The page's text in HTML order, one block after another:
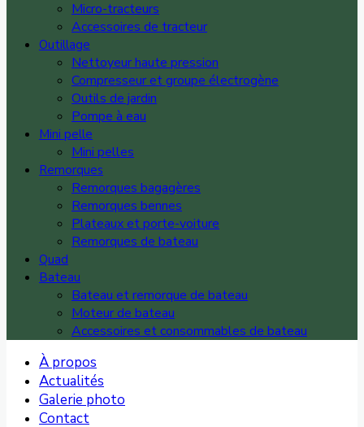
Micro-tracteurs
Accessoires de tracteur
Outillage
Nettoyeur haute pression
Compresseur et groupe électrogène
Outils de jardin
Pompe à eau
Mini pelle
Mini pelles
Remorques
Remorques bagagères
Remorques bennes
Plateaux et porte-voiture
Remorques de bateau
Quad
Bateau
Bateau et remorque de bateau
Moteur de bateau
Accessoires et consommables de bateau
À propos
Actualités
Galerie photo
Contact